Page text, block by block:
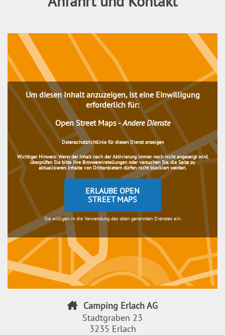
Um diesen Inhalt anzuzeigen, ist eine Einwilligung
erforderlich für:
Open Street Maps-Andere Dienste
Datenschutzrichtlinie für diesen Dienst anzeigen
Wichtiger Hinweis:Wenn der Inhalt nach der Aktivierung immer noch nicht angezeigt wird,
überprüfen Sie bitte Ihre Browsereinstellungen oder versuchen Sie, die Seite zu
aktualisieren. Inhalte von Drittanbietern dürfen nicht blockiert werden.
ERLAUBE OPEN
STREET MAPS
Sie willigen in die Verwendung des oben genannten Dienstes ein.
Camping Erlach AG
Stadtgraben 23
3235 Erlach